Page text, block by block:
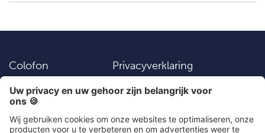
Colofon
Privacyverklaring
Vacatures
Instellingen
Contact
voorwaarden